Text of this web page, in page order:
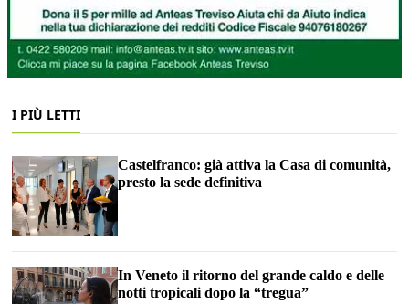
I PIÙ LETTI
Castelfranco: già attiva la Casa di comunità,
presto la sede definitiva
In Veneto il ritorno del grande caldo e delle
notti tropicali dopo la “tregua”